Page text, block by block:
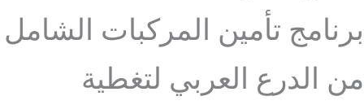
برنامج تأمين المركبات الشامل
من الدرع العربي لتغطية